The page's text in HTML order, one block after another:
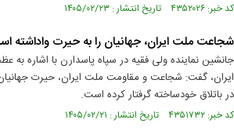
کد خبر: ۴۳۵۲۰۲۶ تاریخ انتشار : ۱۴۰۵/۰۲/۲۳
شجاعت ملت ایران، جهانیان را به حیرت واداشته
جانشین نماینده ولی فقیه در سپاه پاسدارن با اشاره به
ایران، گفت: شجاعت و مقاومت ملت ایران، حیرت جهانیان
در باتلاق خودساخته گرفتار کرده است.
کد خبر: ۴۳۵۱۷۳۲ تاریخ انتشار : ۱۴۰۵/۰۲/۲۱